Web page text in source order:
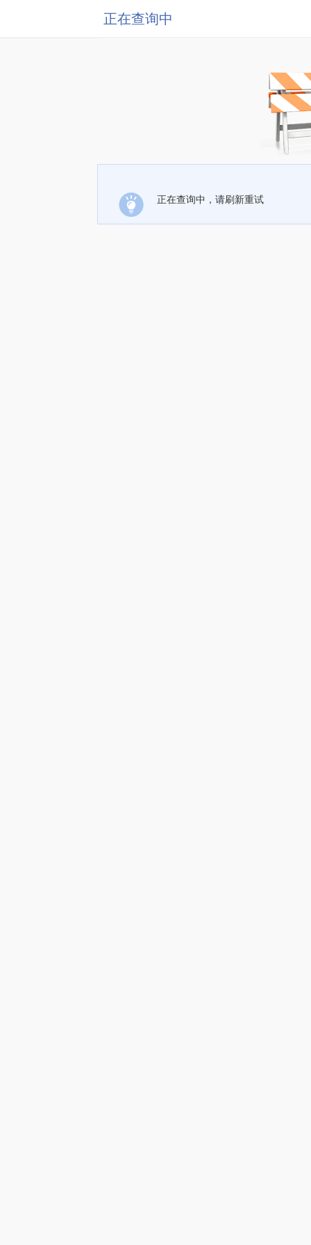
正在查询中
正在查询中，请刷新重试